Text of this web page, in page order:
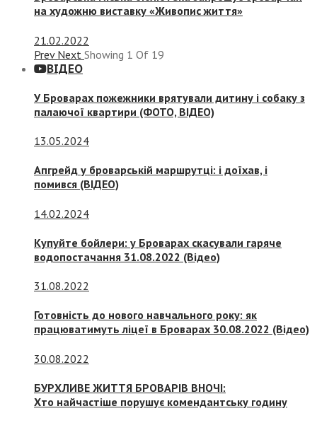
на художню виставку «Живопис життя»
21.02.2022
Prev Next Showing 1 Of 19
ВІДЕО
У Броварах пожежники врятували дитину і собаку з
палаючої квартири (ФОТО, ВІДЕО)
13.05.2024
Апгрейд у броварській маршрутці: і доїхав, і
помився (ВІДЕО)
14.02.2024
Купуйте бойлери: у Броварах скасували гаряче
водопостачання 31.08.2022 (Відео)
31.08.2022
Готовність до нового навчального року: як
працюватимуть ліцеї в Броварах 30.08.2022 (Відео)
30.08.2022
БУРХЛИВЕ ЖИТТЯ БРОВАРІВ ВНОЧІ:
Хто найчастіше порушує комендантську годину